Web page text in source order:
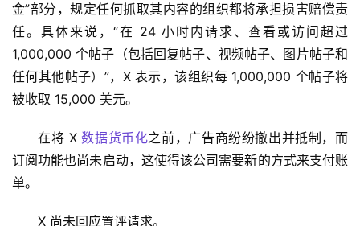
金”部分，规定任何抓取其内容的组织都将承担损害赔偿责
任。具体来说，“在 24 小时内请求、查看或访问超过
1,000,000 个帖子（包括回复帖子、视频帖子、图片帖子和
任何其他帖子）”，X 表示，该组织每 1,000,000 个帖子将
被收取 15,000 美元。
在将 X 数据货币化之前，广告商纷纷撤出并抵制，而
订阅功能也尚未启动，这使得该公司需要新的方式来支付账
单。
X 尚未回应置评请求。